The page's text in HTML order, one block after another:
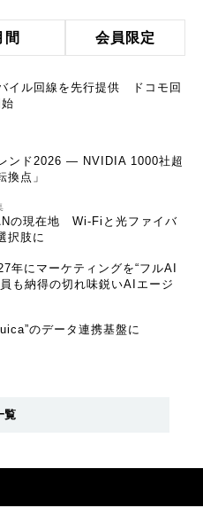
間 会員限定
イル回線を先行提供 ドコモ回
ンド2026 ― NVIDIA 1000社超
換点」
の現在地 Wi-Fiと光ファイバ
択肢に
年にマーケティングを“フルAI
も納得の切れ味鋭いAIエージ
のデータ連携基盤に
覧